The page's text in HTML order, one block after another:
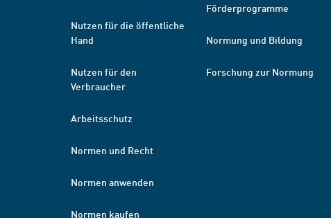
Nutzen für die öffentliche
Hand
Nutzen für den
Verbraucher
Arbeitsschutz
Normen und Recht
Normen anwenden
Normen kaufen
Förderprogramme
Normung und Bildung
Forschung zur Normung